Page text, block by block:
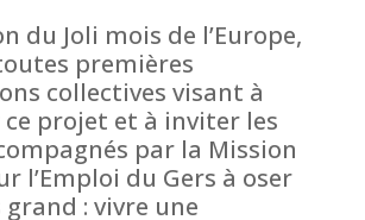
du Joli mois de l’Europe,
premières
collectives visant à
projet et à inviter les
par la Mission
l’Emploi du Gers à oser
: vivre une